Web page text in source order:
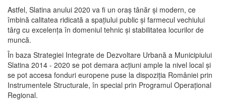
Astfel, Slatina anului 2020 va fi un oraş tânăr şi modern, ce
îmbină calitatea ridicată a spaţiului public şi farmecul vechiului
târg cu excelenţa în domeniul tehnic şi stabilitatea locurilor de
muncă.
În baza Strategiei Integrate de Dezvoltare Urbană a Municipiului
Slatina 2014 - 2020 se pot demara acţiuni ample la nivel local şi
se pot accesa fonduri europene puse la dispoziţia României prin
Instrumentele Structurale, în special prin Programul Operațional
Regional.